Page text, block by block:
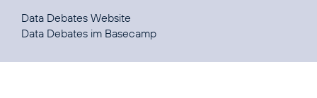
Data Debates
Data Debates im Basecamp